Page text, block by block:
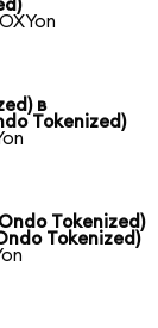
в
Tokenized)
Tokenized)
Tokenized)